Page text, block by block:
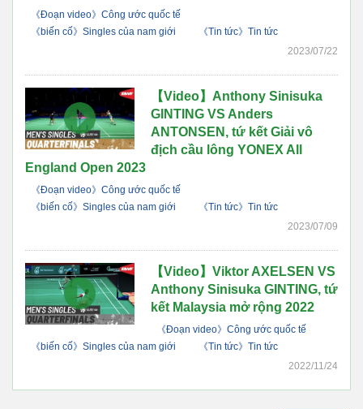
《Đoạn video》Công ước quốc tế
《biến cố》Singles của nam giới
《Tin tức》Tin tức
2023/07/22
【Video】Anthony Sinisuka
GINTING VS Anders
ANTONSEN, tứ kết Giải vô
địch cầu lông YONEX All
England Open 2023
《Đoạn video》Công ước quốc tế
《biến cố》Singles của nam giới
《Tin tức》Tin tức
2023/07/09
【Video】Viktor AXELSEN VS
Anthony Sinisuka GINTING, tứ
kết Malaysia mở rộng 2022
《Đoạn video》Công ước quốc tế
《biến cố》Singles của nam giới
《Tin tức》Tin tức
2022/11/24